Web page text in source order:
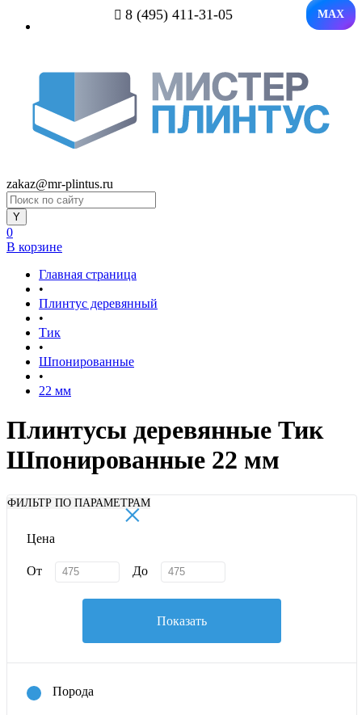
8 (495) 411-31-05 MAX
zakaz@mr-plintus.ru
0
В корзине
Главная страница
•
Плинтус деревянный
•
Тик
•
Шпонированные
•
22 мм
Плинтусы деревянные Тик
Шпонированные 22 мм
ФИЛЬТР ПО ПАРАМЕТРАМ
×
Цена
От До
Показать
Порода